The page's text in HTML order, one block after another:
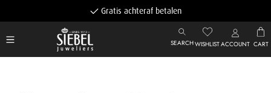
Gratis achteraf betalen
SEARCHWISHLISTACCOUNT CART